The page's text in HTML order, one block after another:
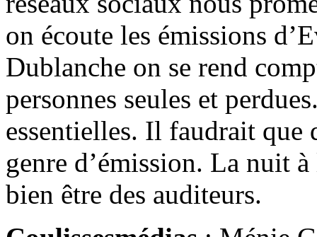
on écoute les émissions
Dublanche on se rend
personnes seules et
essentielles. Il faudrait que
genre d’émission. La nuit
bien être des auditeurs.